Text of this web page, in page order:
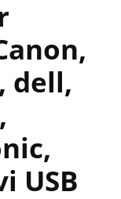
dell,
USB